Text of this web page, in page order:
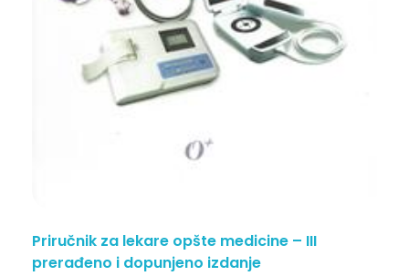
Priručnik za lekare opšte medicine – III
prerađeno i dopunjeno izdanje